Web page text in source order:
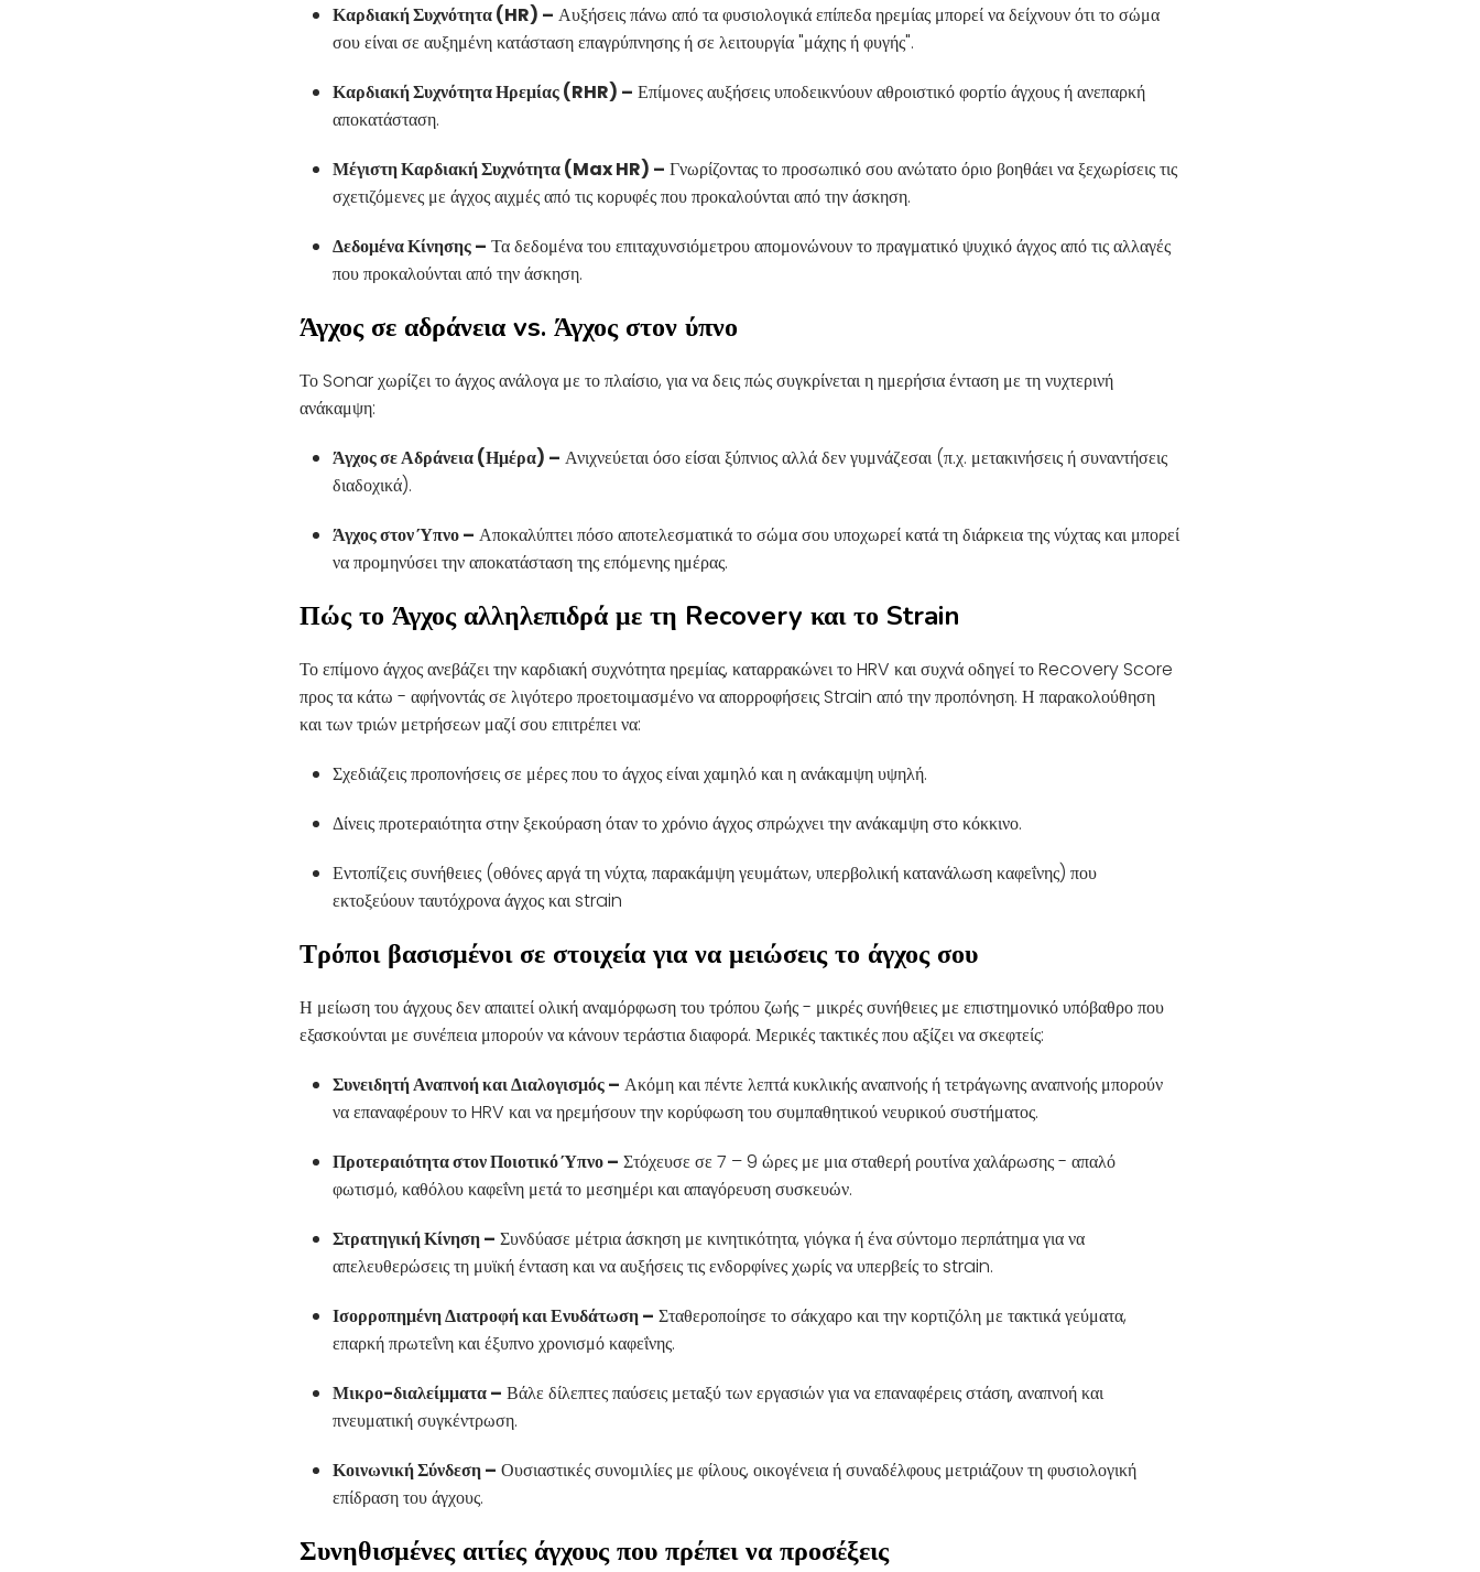
Καρδιακή Συχνότητα (HR) – Αυξήσεις πάνω από τα φυσιολογικά επίπεδα ηρεμίας μπορεί να δείχνουν ότι το σώμα
σου είναι σε αυξημένη κατάσταση επαγρύπνησης ή σε λειτουργία "μάχης ή φυγής".
Καρδιακή Συχνότητα Ηρεμίας (RHR) – Επίμονες αυξήσεις υποδεικνύουν αθροιστικό φορτίο άγχους ή ανεπαρκή
αποκατάσταση.
Μέγιστη Καρδιακή Συχνότητα (Max HR) – Γνωρίζοντας το προσωπικό σου ανώτατο όριο βοηθάει να ξεχωρίσεις τις
σχετιζόμενες με άγχος αιχμές από τις κορυφές που προκαλούνται από την άσκηση.
Δεδομένα Κίνησης – Τα δεδομένα του επιταχυνσιόμετρου απομονώνουν το πραγματικό ψυχικό άγχος από τις αλλαγές
που προκαλούνται από την άσκηση.
Άγχος σε αδράνεια vs. Άγχος στον ύπνο
Το Sonar χωρίζει το άγχος ανάλογα με το πλαίσιο, για να δεις πώς συγκρίνεται η ημερήσια ένταση με τη νυχτερινή
ανάκαμψη:
Άγχος σε Αδράνεια (Ημέρα) – Ανιχνεύεται όσο είσαι ξύπνιος αλλά δεν γυμνάζεσαι (π.χ. μετακινήσεις ή συναντήσεις
διαδοχικά).
Άγχος στον Ύπνο – Αποκαλύπτει πόσο αποτελεσματικά το σώμα σου υποχωρεί κατά τη διάρκεια της νύχτας και μπορεί
να προμηνύσει την αποκατάσταση της επόμενης ημέρας.
Πώς το Άγχος αλληλεπιδρά με τη Recovery και το Strain
Το επίμονο άγχος ανεβάζει την καρδιακή συχνότητα ηρεμίας, καταρρακώνει το HRV και συχνά οδηγεί το Recovery Score
προς τα κάτω - αφήνοντάς σε λιγότερο προετοιμασμένο να απορροφήσεις Strain από την προπόνηση. Η παρακολούθηση
και των τριών μετρήσεων μαζί σου επιτρέπει να:
Σχεδιάζεις προπονήσεις σε μέρες που το άγχος είναι χαμηλό και η ανάκαμψη υψηλή.
Δίνεις προτεραιότητα στην ξεκούραση όταν το χρόνιο άγχος σπρώχνει την ανάκαμψη στο κόκκινο.
Εντοπίζεις συνήθειες (οθόνες αργά τη νύχτα, παρακάμψη γευμάτων, υπερβολική κατανάλωση καφεΐνης) που
εκτοξεύουν ταυτόχρονα άγχος και strain
Τρόποι βασισμένοι σε στοιχεία για να μειώσεις το άγχος σου
Η μείωση του άγχους δεν απαιτεί ολική αναμόρφωση του τρόπου ζωής - μικρές συνήθειες με επιστημονικό υπόβαθρο που
εξασκούνται με συνέπεια μπορούν να κάνουν τεράστια διαφορά. Μερικές τακτικές που αξίζει να σκεφτείς:
Συνειδητή Αναπνοή και Διαλογισμός – Ακόμη και πέντε λεπτά κυκλικής αναπνοής ή τετράγωνης αναπνοής μπορούν
να επαναφέρουν το HRV και να ηρεμήσουν την κορύφωση του συμπαθητικού νευρικού συστήματος.
Προτεραιότητα στον Ποιοτικό Ύπνο – Στόχευσε σε 7 – 9 ώρες με μια σταθερή ρουτίνα χαλάρωσης - απαλό
φωτισμό, καθόλου καφεΐνη μετά το μεσημέρι και απαγόρευση συσκευών.
Στρατηγική Κίνηση – Συνδύασε μέτρια άσκηση με κινητικότητα, γιόγκα ή ένα σύντομο περπάτημα για να
απελευθερώσεις τη μυϊκή ένταση και να αυξήσεις τις ενδορφίνες χωρίς να υπερβείς το strain.
Ισορροπημένη Διατροφή και Ενυδάτωση – Σταθεροποίησε το σάκχαρο και την κορτιζόλη με τακτικά γεύματα,
επαρκή πρωτεΐνη και έξυπνο χρονισμό καφεΐνης.
Μικρο-διαλείμματα – Βάλε δίλεπτες παύσεις μεταξύ των εργασιών για να επαναφέρεις στάση, αναπνοή και
πνευματική συγκέντρωση.
Κοινωνική Σύνδεση – Ουσιαστικές συνομιλίες με φίλους, οικογένεια ή συναδέλφους μετριάζουν τη φυσιολογική
επίδραση του άγχους.
Συνηθισμένες αιτίες άγχους που πρέπει να προσέξεις